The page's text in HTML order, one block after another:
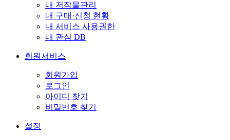
내 저작물관리
내 구매·신청 현황
내 서비스 사용권한
내 관심 DB
회원서비스
회원가입
로그인
아이디 찾기
비밀번호 찾기
설정